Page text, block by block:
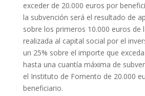
exceder de 20.000 euros por
la subvención será el resultado de
sobre los primeros 10.000 euros de
realizada al capital social por el
un 25% sobre el importe que
hasta una cuantía máxima de
el Instituto de Fomento de 20.000
beneficiario.